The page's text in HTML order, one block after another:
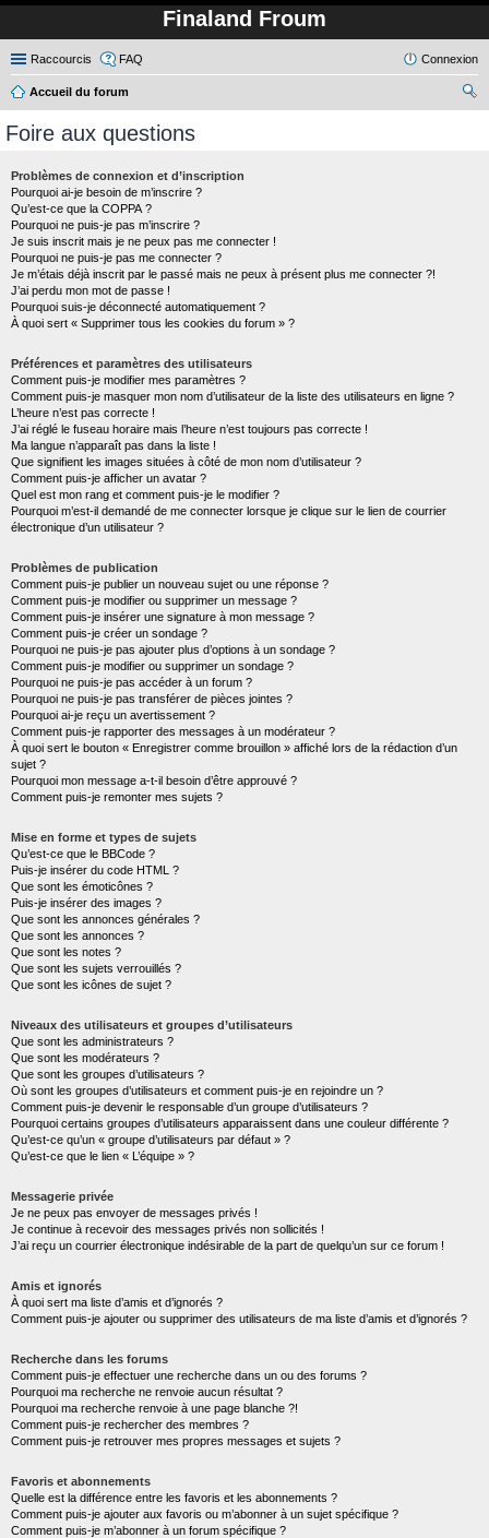
Finaland Froum
Raccourcis FAQ Connexion
Accueil du forum
Foire aux questions
Problèmes de connexion et d’inscription
Pourquoi ai-je besoin de m’inscrire ?
Qu’est-ce que la COPPA ?
Pourquoi ne puis-je pas m’inscrire ?
Je suis inscrit mais je ne peux pas me connecter !
Pourquoi ne puis-je pas me connecter ?
Je m’étais déjà inscrit par le passé mais ne peux à présent plus me connecter ?!
J’ai perdu mon mot de passe !
Pourquoi suis-je déconnecté automatiquement ?
À quoi sert « Supprimer tous les cookies du forum » ?
Préférences et paramètres des utilisateurs
Comment puis-je modifier mes paramètres ?
Comment puis-je masquer mon nom d’utilisateur de la liste des utilisateurs en ligne ?
L’heure n’est pas correcte !
J’ai réglé le fuseau horaire mais l’heure n’est toujours pas correcte !
Ma langue n’apparaît pas dans la liste !
Que signifient les images situées à côté de mon nom d’utilisateur ?
Comment puis-je afficher un avatar ?
Quel est mon rang et comment puis-je le modifier ?
Pourquoi m’est-il demandé de me connecter lorsque je clique sur le lien de courrier
électronique d’un utilisateur ?
Problèmes de publication
Comment puis-je publier un nouveau sujet ou une réponse ?
Comment puis-je modifier ou supprimer un message ?
Comment puis-je insérer une signature à mon message ?
Comment puis-je créer un sondage ?
Pourquoi ne puis-je pas ajouter plus d’options à un sondage ?
Comment puis-je modifier ou supprimer un sondage ?
Pourquoi ne puis-je pas accéder à un forum ?
Pourquoi ne puis-je pas transférer de pièces jointes ?
Pourquoi ai-je reçu un avertissement ?
Comment puis-je rapporter des messages à un modérateur ?
À quoi sert le bouton « Enregistrer comme brouillon » affiché lors de la rédaction d’un
sujet ?
Pourquoi mon message a-t-il besoin d’être approuvé ?
Comment puis-je remonter mes sujets ?
Mise en forme et types de sujets
Qu’est-ce que le BBCode ?
Puis-je insérer du code HTML ?
Que sont les émoticônes ?
Puis-je insérer des images ?
Que sont les annonces générales ?
Que sont les annonces ?
Que sont les notes ?
Que sont les sujets verrouillés ?
Que sont les icônes de sujet ?
Niveaux des utilisateurs et groupes d’utilisateurs
Que sont les administrateurs ?
Que sont les modérateurs ?
Que sont les groupes d’utilisateurs ?
Où sont les groupes d’utilisateurs et comment puis-je en rejoindre un ?
Comment puis-je devenir le responsable d’un groupe d’utilisateurs ?
Pourquoi certains groupes d’utilisateurs apparaissent dans une couleur différente ?
Qu’est-ce qu’un « groupe d’utilisateurs par défaut » ?
Qu’est-ce que le lien « L’équipe » ?
Messagerie privée
Je ne peux pas envoyer de messages privés !
Je continue à recevoir des messages privés non sollicités !
J’ai reçu un courrier électronique indésirable de la part de quelqu’un sur ce forum !
Amis et ignorés
À quoi sert ma liste d’amis et d’ignorés ?
Comment puis-je ajouter ou supprimer des utilisateurs de ma liste d’amis et d’ignorés ?
Recherche dans les forums
Comment puis-je effectuer une recherche dans un ou des forums ?
Pourquoi ma recherche ne renvoie aucun résultat ?
Pourquoi ma recherche renvoie à une page blanche ?!
Comment puis-je rechercher des membres ?
Comment puis-je retrouver mes propres messages et sujets ?
Favoris et abonnements
Quelle est la différence entre les favoris et les abonnements ?
Comment puis-je ajouter aux favoris ou m’abonner à un sujet spécifique ?
Comment puis-je m’abonner à un forum spécifique ?